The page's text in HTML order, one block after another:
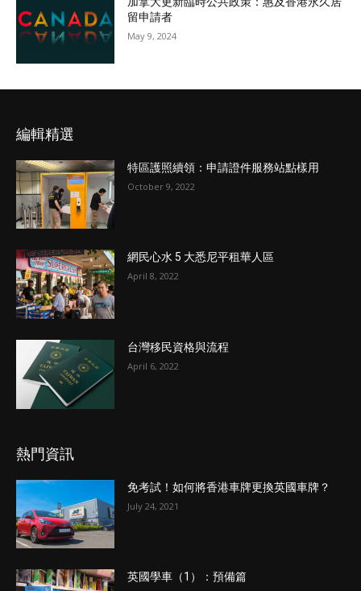
留申請者
May 9, 2024
編輯精選
特區護照續領：申請證件服務站點樣用
October 9, 2022
網民心水 5 大悉尼平租華人區
April 8, 2022
台灣移民資格與流程
April 6, 2022
熱門資訊
免考試！如何將香港車牌更換英國車牌？
July 24, 2021
英國學車（1）：預備篇